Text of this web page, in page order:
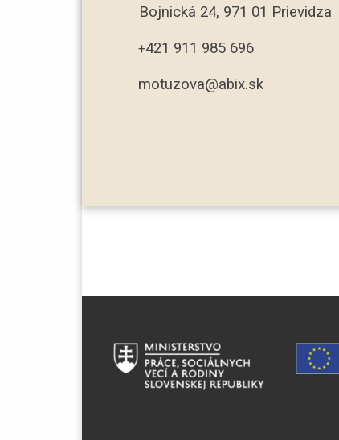
Bojnická 24, 971 01 Prievidza
+421 911 985 696
motuzova@abix.sk